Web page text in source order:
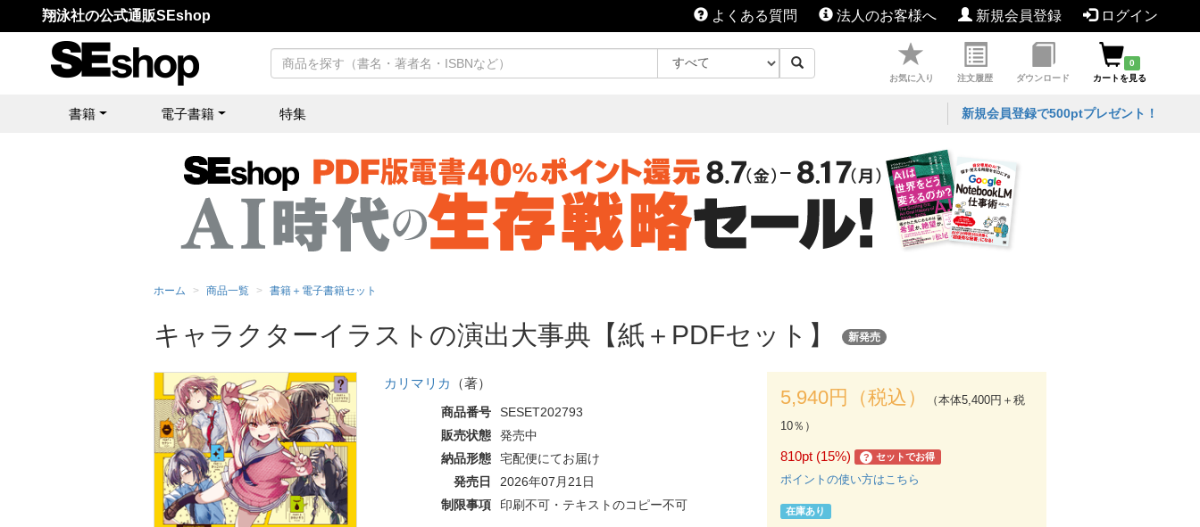
翔泳社の公式通販SEshop よくある質問 法人のお客様へ 新規会員登録 ログイン
お気に入り 注文履歴 ダウンロード
0
カートを見る
書籍 電子書籍 特集 新規会員登録で500ptプレゼント！
ホーム 商品一覧 書籍＋電子書籍セット
キャラクターイラストの演出大事典【紙＋PDFセット】 新発売
カリマリカ （著）
商品番号
SESET202793
販売状態
発売中
納品形態
宅配便にてお届け
発売日
2026年07月21日
制限事項
印刷不可・テキストのコピー不可
5,940円（税込）
（本体5,400円＋税
10％）
810pt (15%) ? セットでお得
ポイントの使い方はこちら
在庫あり